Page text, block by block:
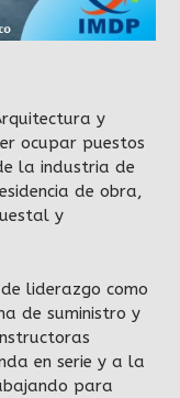
y
ocupar puestos
la industria de
de obra,
y
liderazgo como
de suministro y
en serie y a la
para